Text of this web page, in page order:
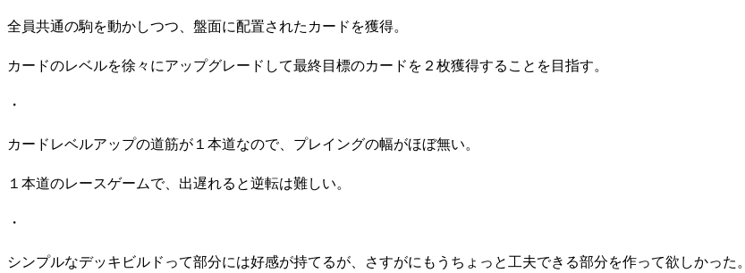
全員共通の駒を動かしつつ、盤面に配置されたカードを獲得。
カードのレベルを徐々にアップグレードして最終目標のカードを２枚獲得することを目指す。
・
カードレベルアップの道筋が１本道なので、プレイングの幅がほぼ無い。
１本道のレースゲームで、出遅れると逆転は難しい。
・
シンプルなデッキビルドって部分には好感が持てるが、さすがにもうちょっと工夫できる部分を作って欲しかった。